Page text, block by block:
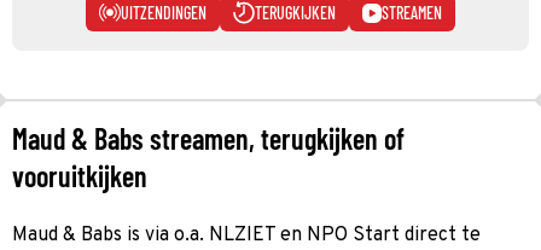
UITZENDINGEN TERUGKIJKEN STREAMEN
Maud & Babs streamen, terugkijken of
vooruitkijken
Maud & Babs is via o.a. NLZIET en NPO Start direct te